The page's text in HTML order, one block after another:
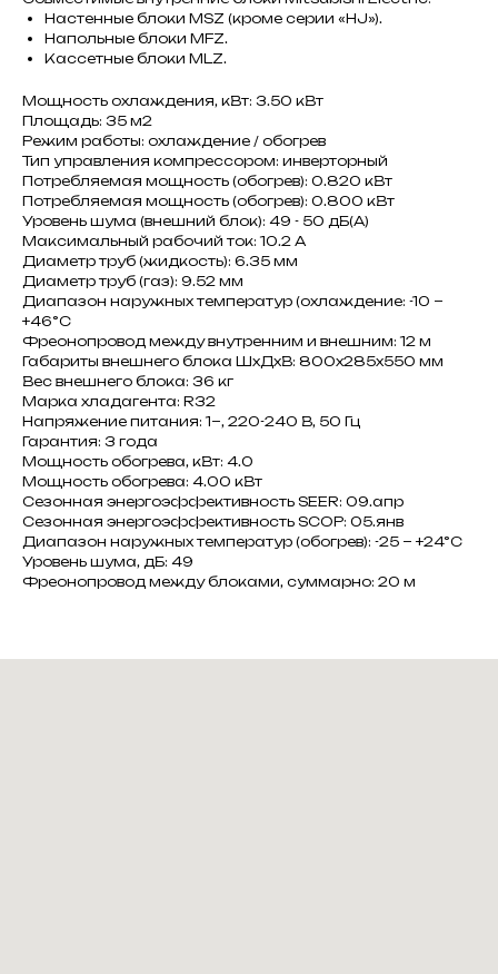
Настенные блоки MSZ (кроме серии «HJ»).
Напольные блоки MFZ.
Кассетные блоки MLZ.
Мощность охлаждения, кВт: 3.50 кВт
Площадь: 35 м2
Режим работы: охлаждение / обогрев
Тип управления компрессором: инверторный
Потребляемая мощность (обогрев): 0.820 кВт
Потребляемая мощность (обогрев): 0.800 кВт
Уровень шума (внешний блок): 49 - 50 дБ(А)
Максимальный рабочий ток: 10.2 A
Диаметр труб (жидкость): 6.35 мм
Диаметр труб (газ): 9.52 мм
Диапазон наружных температур (охлаждение: -10 ~
+46°C
Фреонопровод между внутренним и внешним: 12 м
Габариты внешнего блока ШxДxВ: 800x285x550 мм
Вес внешнего блока: 36 кг
Марка хладагента: R32
Напряжение питания: 1~, 220-240 В, 50 Гц
Гарантия: 3 года
Мощность обогрева, кВт: 4.0
Мощность обогрева: 4.00 кВт
Сезонная энергоэффективность SEER: 09.апр
Сезонная энергоэффективность SCOP: 05.янв
Диапазон наружных температур (обогрев): -25 ~ +24°C
Уровень шума, дБ: 49
Фреонопровод между блоками, суммарно: 20 м